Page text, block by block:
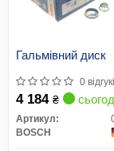
Гальмівний диск
0
4 184 ₴
Артикул:
BOSCH